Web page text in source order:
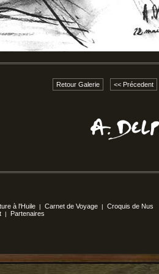
Retour Galerie << Précedent
à l'Huile | Carnet de Voyage | Croquis de Nus
| Partenaires